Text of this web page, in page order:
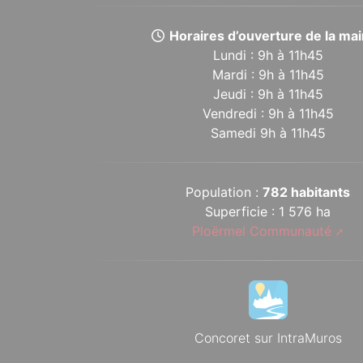
Horaires d’ouverture de la
Lundi : 9h à 11h45
Mardi : 9h à 11h45
Jeudi : 9h à 11h45
Vendredi : 9h à 11h45
Samedi 9h à 11h45
Population :782 habitants
Superficie : 1 576 ha
Ploërmel Communauté
Concoret sur IntraMuros